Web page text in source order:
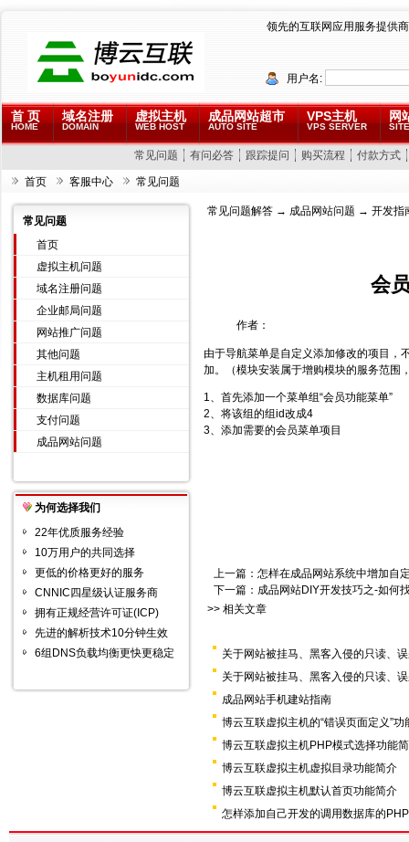
领先的互联网应用服务提供商
用户名:
首 页
HOME
域名注册
DOMAIN
虚拟主机
WEB HOST
成品网站超市
AUTO SITE
VPS主机
VPS SERVER
网
常见问题 有问必答 跟踪提问 购买流程 付款方式
首页 客服中心 常见问题
常见问题
首页
虚拟主机问题
域名注册问题
企业邮局问题
网站推广问题
其他问题
主机租用问题
数据库问题
支付问题
成品网站问题
为何选择我们
22年优质服务经验
10万用户的共同选择
更低的价格更好的服务
CNNIC四星级认证服务商
拥有正规经营许可证(ICP)
先进的解析技术10分钟生效
6组DNS负载均衡更快更稳定
常见问题解答 → 成品网站问题 → 开发指
会
作者：
由于导航菜单是自定义添加修改的项目，
加。（模块安装属于增购模块的服务范围
1、首先添加一个菜单组“会员功能菜单”
2、将该组的组id改成4
3、添加需要的会员菜单项目
上一篇： 怎样在成品网站系统中增加自
下一篇： 成品网站DIY开发技巧之-如何
>> 相关文章
关于网站被挂马、黑客入侵的只读、
关于网站被挂马、黑客入侵的只读、
成品网站手机建站指南
博云互联虚拟主机的“错误页面定义”功
博云互联虚拟主机PHP模式选择功能
博云互联虚拟主机虚拟目录功能简介
博云互联虚拟主机默认首页功能简介
怎样添加自己开发的调用数据库的